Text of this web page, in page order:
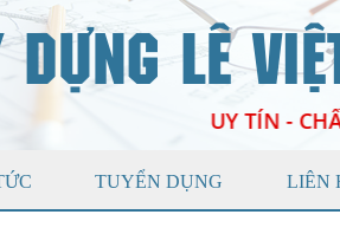
LÊ
UY TÍN -
TUYỂN DỤNG LIÊN